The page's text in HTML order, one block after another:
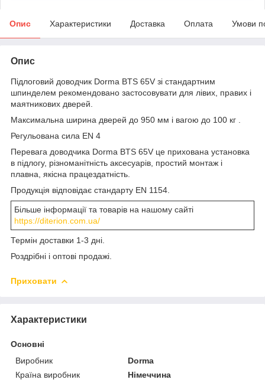
Опис Характеристики Доставка Оплата Умови
Опис
Підлоговий доводчик Dorma BTS 65V зі стандартним
шпинделем рекомендовано застосовувати для лівих, правих і
маятникових дверей.
Максимальна ширина дверей до 950 мм і вагою до 100 кг .
Регульована сила EN 4
Перевага доводчика Dorma BTS 65V це прихована установка
в підлогу, різноманітність аксесуарів, простий монтаж і
плавна, якісна працездатність.
Продукція відповідає стандарту EN 1154.
Більше інформації та товарів на нашому сайті
https://diterion.com.ua/
Термін доставки 1-3 дні.
Роздрібні і оптові продажі.
Приховати
Характеристики
Основні
Виробник
Dorma
Країна виробник
Німеччина